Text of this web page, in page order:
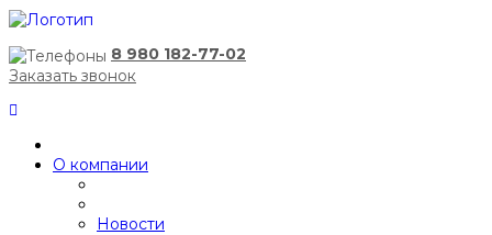
8 980 182-77-02
Заказать звонок
О компании
Новости